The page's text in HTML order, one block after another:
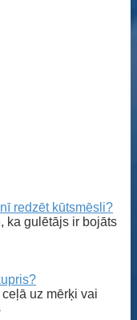
redzēt kūtsmēsli?
ka gulētājs ir bojāts
uz mērķi vai